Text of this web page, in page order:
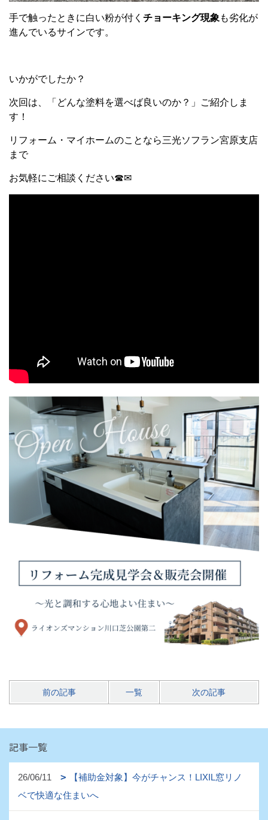
手で触ったときに白い粉が付く チョーキング現象 も劣化が
進んでいるサインです。
いかがでしたか？
次回は、「どんな塗料を選べば良いのか？」ご紹介しま
す！
リフォーム・マイホームのことなら三光ソフラン宮原支店
まで
お気軽にご相談ください☎✉
前の記事 一覧 次の記事
記事一覧
26/06/11
【補助金対象】今がチャンス！LIXIL窓リノ
ベで快適な住まいへ